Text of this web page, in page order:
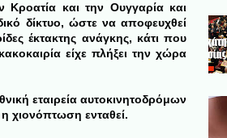
Κροατία και την Ουγγαρία και
δίκτυο, ώστε να αποφευχθεί
έκτακτης ανάγκης, κάτι που
είχε πλήξει την χώρα
εταιρεία αυτοκινητοδρόμων
χιονόπτωση ενταθεί.